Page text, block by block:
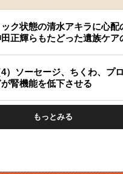
ク状態の清水アキラに心
田正輝らもたどった遺族ケア
）ソーセージ、ちくわ、プ
腎機能を低下させる
もっとみる